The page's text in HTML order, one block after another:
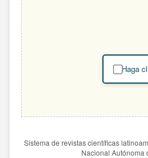
Haga
Sistema de revistas científicas
Nacional Autónoma